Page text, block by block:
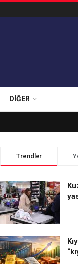
DIĞER
Trendler